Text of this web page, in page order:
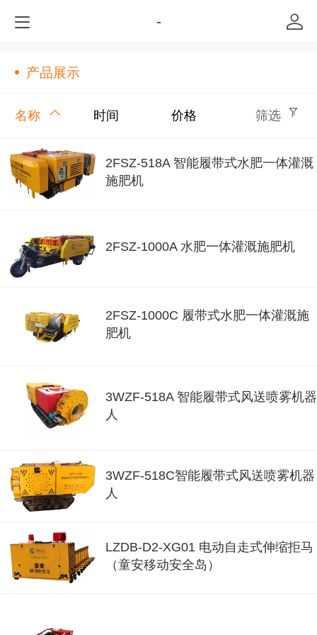
-
产品展示
名称 时间 价格 筛选
2FSZ-518A 智能履带式水肥一体灌溉
施肥机
2FSZ-1000A 水肥一体灌溉施肥机
2FSZ-1000C 履带式水肥一体灌溉施
肥机
3WZF-518A 智能履带式风送喷雾机器
人
3WZF-518C智能履带式风送喷雾机器
人
LZDB-D2-XG01 电动自走式伸缩拒马
（童安移动安全岛）